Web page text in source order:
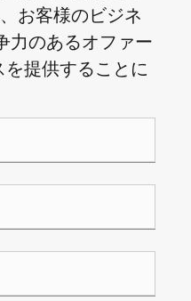
お客様のビジネ
力のあるオファー
提供することに